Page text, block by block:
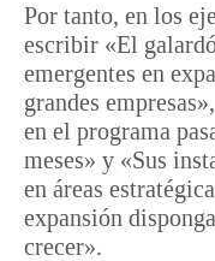
Por tanto, en los
escribir «El
emergentes en
grandes
en el programa
meses» y «Sus
en áreas
expansión
crecer».